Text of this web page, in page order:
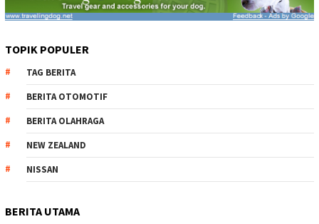
TOPIK POPULER
TAG BERITA
BERITA OTOMOTIF
BERITA OLAHRAGA
NEW ZEALAND
NISSAN
BERITA UTAMA